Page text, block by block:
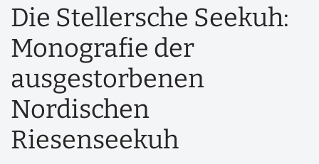
Die Stellersche Seekuh:
Monografie der
ausgestorbenen
Nordischen
Riesenseekuh